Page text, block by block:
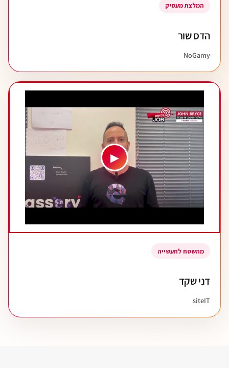
המלצת מעסיק
הדס שור
NoGamy
▶
מהשטח לתעשייה
דני שקד
siteIT